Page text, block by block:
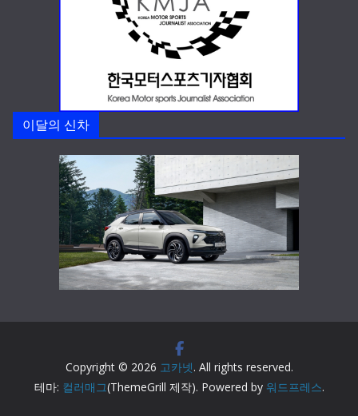
이달의 신차
Copyright © 2026 고카넷. All rights reserved.
테마: 컬러매그(ThemeGrill 제작). Powered by 워드프레스.